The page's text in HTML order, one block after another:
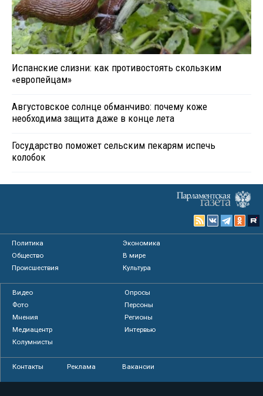
Испанские слизни: как противостоять скользким
«европейцам»
Августовское солнце обманчиво: почему коже
необходима защита даже в конце лета
Государство поможет сельским пекарям испечь
колобок
Политика
Экономика
Общество
В мире
Происшествия
Культура
Видео
Опросы
Фото
Персоны
Мнения
Регионы
Медиацентр
Интервью
Колумнисты
Контакты Реклама Вакансии